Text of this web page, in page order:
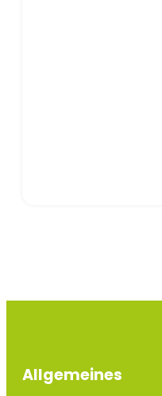
Allgemeines